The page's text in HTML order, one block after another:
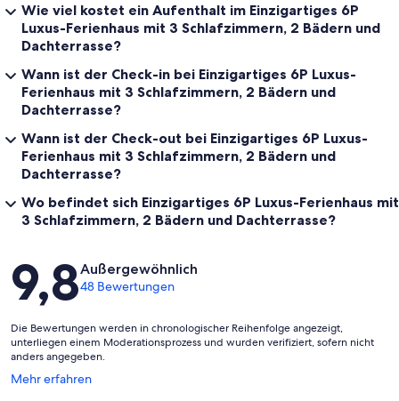
Wie viel kostet ein Aufenthalt im Einzigartiges 6P
Luxus-Ferienhaus mit 3 Schlafzimmern, 2 Bädern und
Dachterrasse?
Wann ist der Check-in bei Einzigartiges 6P Luxus-
Ferienhaus mit 3 Schlafzimmern, 2 Bädern und
Dachterrasse?
Wann ist der Check-out bei Einzigartiges 6P Luxus-
Ferienhaus mit 3 Schlafzimmern, 2 Bädern und
Dachterrasse?
Wo befindet sich Einzigartiges 6P Luxus-Ferienhaus mit
3 Schlafzimmern, 2 Bädern und Dachterrasse?
Bewertungen
9,8Außergewöhnlich
48 Bewertungen
Die Bewertungen werden in chronologischer Reihenfolge angezeigt,
unterliegen einem Moderationsprozess und wurden verifiziert, sofern nicht
anders angegeben.
Mehr erfahren
Wird